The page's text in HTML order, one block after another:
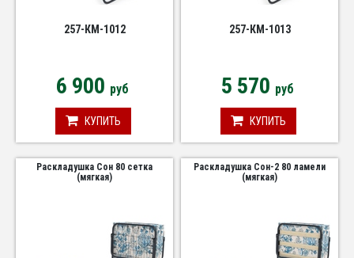
257-КМ-1012
6 900 руб
КУПИТЬ
257-КМ-1013
5 570 руб
КУПИТЬ
Раскладушка Сон 80 сетка
(мягкая)
Раскладушка Сон-2 80 ламели
(мягкая)